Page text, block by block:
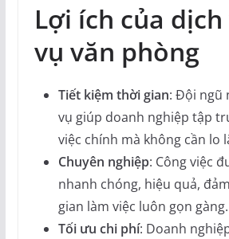
Lợi ích của
vụ văn phòng
Tiết kiệm thời gian: Đội ngũ
vụ giúp doanh nghiệp tập
việc chính mà không cần lo
Chuyên nghiệp: Công việc
nhanh chóng, hiệu quả,
gian làm việc luôn gọn gàng.
Tối ưu chi phí: Doanh